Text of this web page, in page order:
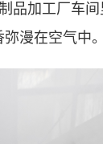
加工厂车间
漫在空气中。